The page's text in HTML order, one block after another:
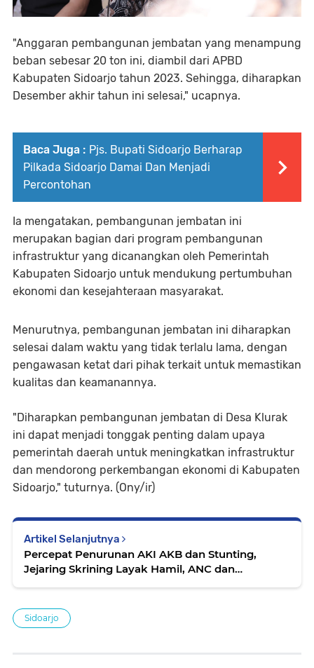
"Anggaran pembangunan jembatan yang menampung
beban sebesar 20 ton ini, diambil dari APBD
Kabupaten Sidoarjo tahun 2023. Sehingga, diharapkan
Desember akhir tahun ini selesai," ucapnya.
Baca Juga : Pjs. Bupati Sidoarjo Berharap
Pilkada Sidoarjo Damai Dan Menjadi
Percontohan
Ia mengatakan, pembangunan jembatan ini
merupakan bagian dari program pembangunan
infrastruktur yang dicanangkan oleh Pemerintah
Kabupaten Sidoarjo untuk mendukung pertumbuhan
ekonomi dan kesejahteraan masyarakat.
Menurutnya, pembangunan jembatan ini diharapkan
selesai dalam waktu yang tidak terlalu lama, dengan
pengawasan ketat dari pihak terkait untuk memastikan
kualitas dan keamanannya.
"Diharapkan pembangunan jembatan di Desa Klurak
ini dapat menjadi tonggak penting dalam upaya
pemerintah daerah untuk meningkatkan infrastruktur
dan mendorong perkembangan ekonomi di Kabupaten
Sidoarjo," tuturnya. (Ony/ir)
Artikel Selanjutnya
Percepat Penurunan AKI AKB dan Stunting,
Jejaring Skrining Layak Hamil, ANC dan
Sidoarjo